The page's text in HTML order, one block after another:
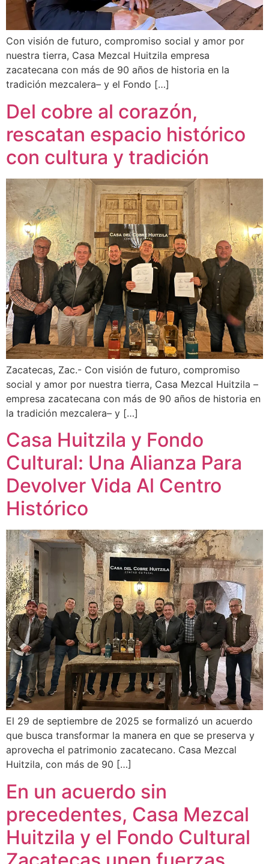
Con visión de futuro, compromiso social y amor por
nuestra tierra, Casa Mezcal Huitzila empresa
zacatecana con más de 90 años de historia en la
tradición mezcalera– y el Fondo […]
Del cobre al corazón,
rescatan espacio histórico
con cultura y tradición
Zacatecas, Zac.- Con visión de futuro, compromiso
social y amor por nuestra tierra, Casa Mezcal Huitzila –
empresa zacatecana con más de 90 años de historia en
la tradición mezcalera– y […]
Casa Huitzila y Fondo
Cultural: Una Alianza Para
Devolver Vida Al Centro
Histórico
El 29 de septiembre de 2025 se formalizó un acuerdo
que busca transformar la manera en que se preserva y
aprovecha el patrimonio zacatecano. Casa Mezcal
Huitzila, con más de 90 […]
En un acuerdo sin
precedentes, Casa Mezcal
Huitzila y el Fondo Cultural